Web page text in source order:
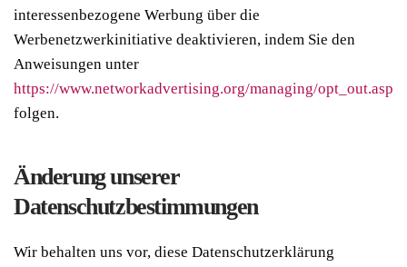
interessenbezogene Werbung über die
Werbenetzwerkinitiative deaktivieren, indem Sie den
Anweisungen unter
https://www.networkadvertising.org/managing/opt_out.asp
folgen.
Änderung unserer
Datenschutzbestimmungen
Wir behalten uns vor, diese Datenschutzerklärung